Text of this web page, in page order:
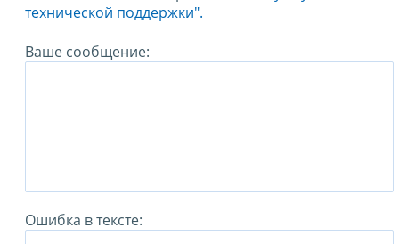
технической поддержки".
Ваше сообщение:
Ошибка в тексте: